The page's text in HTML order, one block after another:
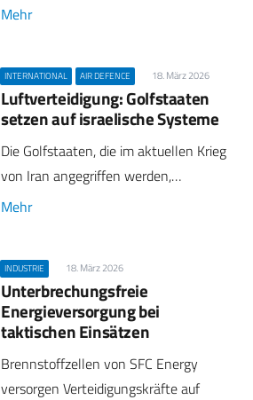
Mehr
INTERNATIONAL AIR DEFENCE 18. März 2026
Luftverteidigung: Golfstaaten
setzen auf israelische Systeme
Die Golfstaaten, die im aktuellen Krieg
von Iran angegriffen werden,…
Mehr
INDUSTRIE 18. März 2026
Unterbrechungsfreie
Energieversorgung bei
taktischen Einsätzen
Brennstoffzellen von SFC Energy
versorgen Verteidigungskräfte auf